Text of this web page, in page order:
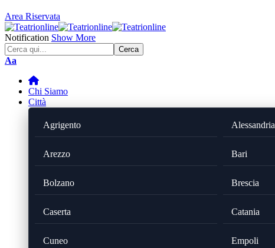
Area Riservata
Notification Show More
Font
Aa
Chi Siamo
Città
Agrigento Alessandria
Arezzo Bari
Bolzano Brescia
Caserta Catania
Cuneo Empoli